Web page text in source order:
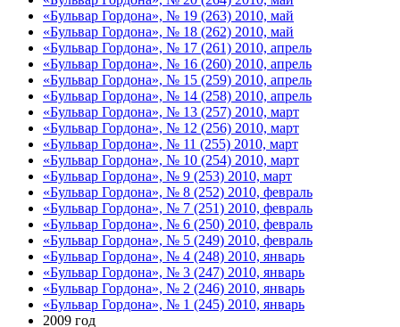
«Бульвар Гордона», № 19 (263) 2010, май
«Бульвар Гордона», № 18 (262) 2010, май
«Бульвар Гордона», № 17 (261) 2010, апрель
«Бульвар Гордона», № 16 (260) 2010, апрель
«Бульвар Гордона», № 15 (259) 2010, апрель
«Бульвар Гордона», № 14 (258) 2010, апрель
«Бульвар Гордона», № 13 (257) 2010, март
«Бульвар Гордона», № 12 (256) 2010, март
«Бульвар Гордона», № 11 (255) 2010, март
«Бульвар Гордона», № 10 (254) 2010, март
«Бульвар Гордона», № 9 (253) 2010, март
«Бульвар Гордона», № 8 (252) 2010, февраль
«Бульвар Гордона», № 7 (251) 2010, февраль
«Бульвар Гордона», № 6 (250) 2010, февраль
«Бульвар Гордона», № 5 (249) 2010, февраль
«Бульвар Гордона», № 4 (248) 2010, январь
«Бульвар Гордона», № 3 (247) 2010, январь
«Бульвар Гордона», № 2 (246) 2010, январь
«Бульвар Гордона», № 1 (245) 2010, январь
2009 год